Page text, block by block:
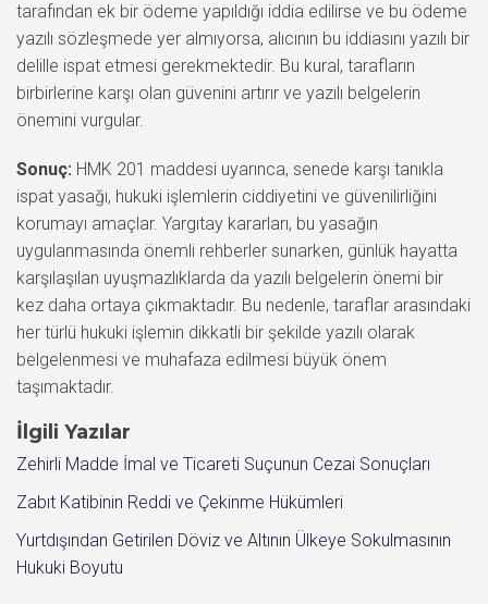
tarafından ek bir ödeme yapıldığı iddia edilirse ve bu ödeme
yazılı sözleşmede yer almıyorsa, alıcının bu iddiasını yazılı bir
delille ispat etmesi gerekmektedir. Bu kural, tarafların
birbirlerine karşı olan güvenini artırır ve yazılı belgelerin
önemini vurgular.
Sonuç: HMK 201 maddesi uyarınca, senede karşı tanıkla
ispat yasağı, hukuki işlemlerin ciddiyetini ve güvenilirliğini
korumayı amaçlar. Yargıtay kararları, bu yasağın
uygulanmasında önemli rehberler sunarken, günlük hayatta
karşılaşılan uyuşmazlıklarda da yazılı belgelerin önemi bir
kez daha ortaya çıkmaktadır. Bu nedenle, taraflar arasındaki
her türlü hukuki işlemin dikkatli bir şekilde yazılı olarak
belgelenmesi ve muhafaza edilmesi büyük önem
taşımaktadır.
İlgili Yazılar
Zehirli Madde İmal ve Ticareti Suçunun Cezai Sonuçları
Zabıt Katibinin Reddi ve Çekinme Hükümleri
Yurtdışından Getirilen Döviz ve Altının Ülkeye Sokulmasının
Hukuki Boyutu